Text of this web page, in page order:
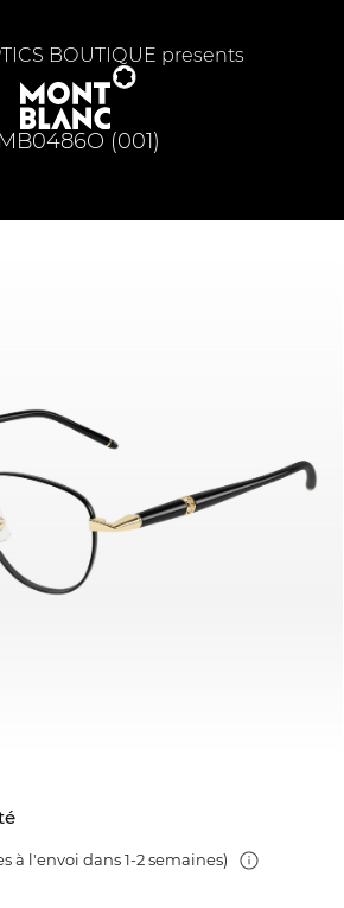
MB0486O (001)
BOUTIQUE presents
à l'envoi dans 1-2 semaines)